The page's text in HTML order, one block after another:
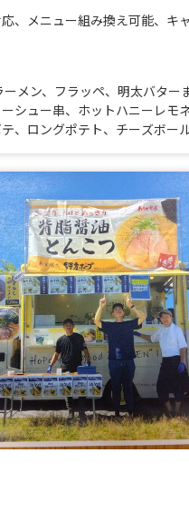
、 メニュー組み換え可能、 キ
ーメン、フラッペ、明太バター
シュー串、ホットハニーレモ
、ロングポテト、チーズボー
ルモンまぜそば、台湾まぜそ
イドチキン、ガパオライス、